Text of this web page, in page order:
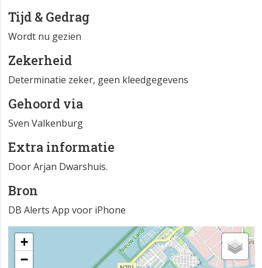
Tijd & Gedrag
Wordt nu gezien
Zekerheid
Determinatie zeker, geen kleedgegevens
Gehoord via
Sven Valkenburg
Extra informatie
Door Arjan Dwarshuis.
Bron
DB Alerts App voor iPhone
+
−